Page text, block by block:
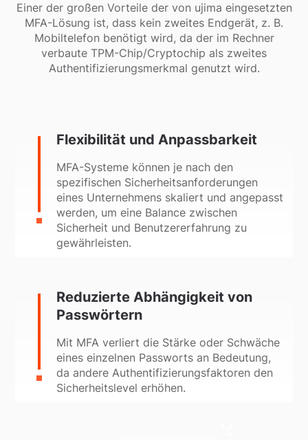
Einer der großen Vorteile der von ujima eingesetzten
MFA-Lösung ist, dass kein zweites Endgerät, z. B.
Mobiltelefon benötigt wird, da der im Rechner
verbaute TPM-Chip/Cryptochip als zweites
Authentifizierungsmerkmal genutzt wird.
Flexibilität und Anpassbarkeit
MFA-Systeme können je nach den
spezifischen Sicherheitsanforderungen
eines Unternehmens skaliert und angepasst
werden, um eine Balance zwischen
Sicherheit und Benutzererfahrung zu
gewährleisten.
Reduzierte Abhängigkeit von
Passwörtern
Mit MFA verliert die Stärke oder Schwäche
eines einzelnen Passworts an Bedeutung,
da andere Authentifizierungsfaktoren den
Sicherheitslevel erhöhen.